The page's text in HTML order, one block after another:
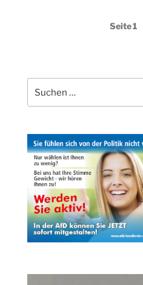
Seitennummerierung
Seite1
nach: